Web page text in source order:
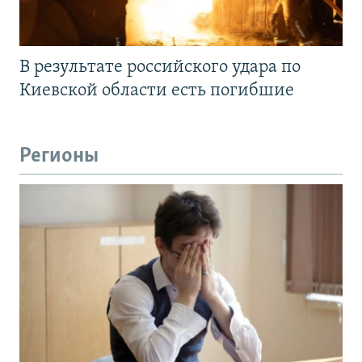
В результате российского удара по
Киевской области есть погибшие
Регионы